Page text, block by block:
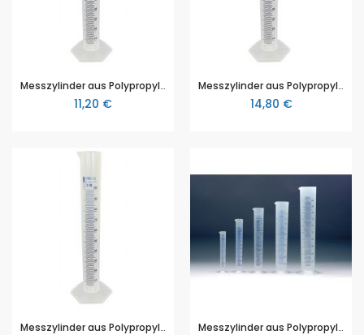
Messzylinder aus Polypropylen (PP), 250 ml, mit blauer aufgedruckter Skala
11,20 €
Messzylinder aus Polypropylen (PP), 500 ml, mit blauer aufgedruckter Skala
14,80 €
Messzylinder aus Polypropylen (PP), 1000 ml, mit blauer aufgedruckter Skala Messzylinder aus Polypropylen (PP), 50 ml, mit blauer aufgedruckter Skala, Vitlab Qualität